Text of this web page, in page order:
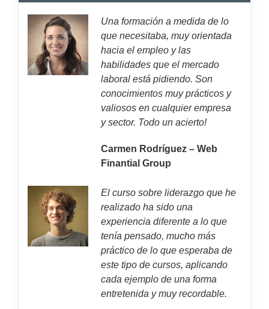
Una formación a medida de lo
que necesitaba, muy orientada
hacia el empleo y las
habilidades que el mercado
laboral está pidiendo. Son
conocimientos muy prácticos y
valiosos en cualquier empresa
y sector. Todo un acierto!
Carmen Rodríguez – Web
Finantial Group
El curso sobre liderazgo que he
realizado ha sido una
experiencia diferente a lo que
tenía pensado, mucho más
práctico de lo que esperaba de
este tipo de cursos, aplicando
cada ejemplo de una forma
entretenida y muy recordable.